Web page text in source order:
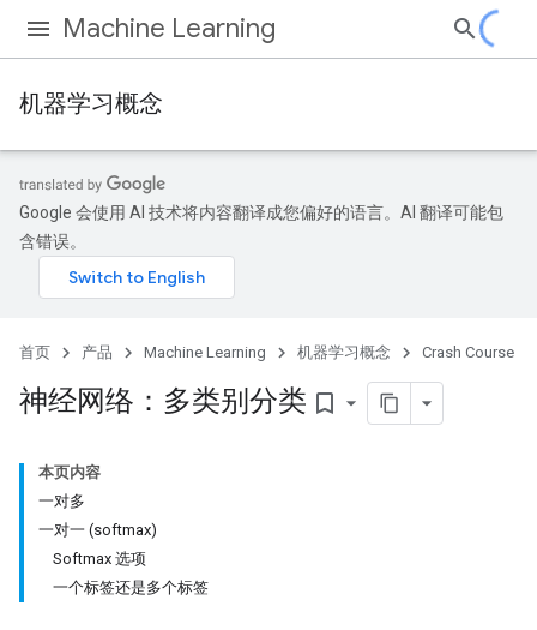
Machine Learning
机器学习概念
Google 会使用 AI 技术将内容翻译成您偏好的语言。AI 翻译可能包
含错误。
首页 产品 Machine Learning 机器学习概念 Crash Course
神经网络：多类别分类 bookmark_border
本页内容
一对多
一对一 (softmax)
Softmax 选项
一个标签还是多个标签